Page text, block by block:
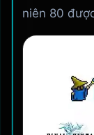
niên 80